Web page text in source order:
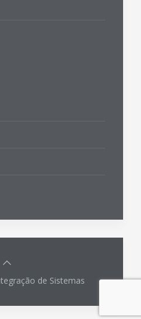
de Sistemas